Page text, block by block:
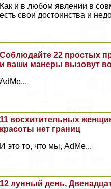
Как и в любом явлении в
есть свои достоинства и
Соблюдайте 22 простых
и ваши манеры вызовут
AdMe...
11 восхитительных
красоты нет границ
И это то, что мы, AdMe...
12 лунный день,